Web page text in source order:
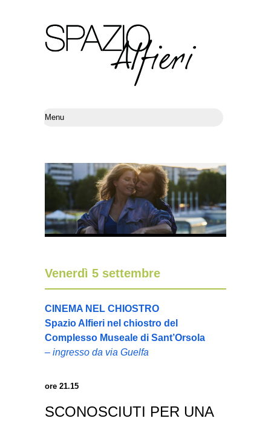
Venerdì 5 settembre
CINEMA NEL CHIOSTRO
Spazio Alfieri nel chiostro del
Complesso Museale di Sant’Orsola
– ingresso da via Guelfa
ore 21.15
SCONOSCIUTI PER UNA